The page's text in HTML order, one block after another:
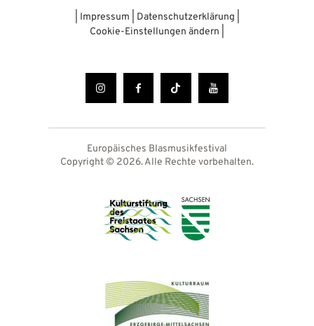
Impressum Datenschutzerklärung
Cookie-Einstellungen ändern
Europäisches Blasmusikfestival
Copyright © 2026. Alle Rechte vorbehalten.